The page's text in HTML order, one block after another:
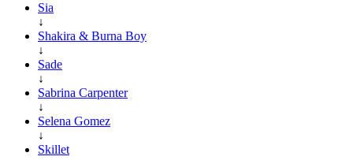
Sia
↓
Shakira & Burna Boy
↓
Sade
↓
Sabrina Carpenter
↓
Selena Gomez
↓
Skillet